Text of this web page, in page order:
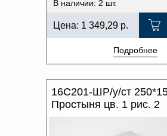
В наличии: 2 шт.
Цена: 1 349,29 р.
Подробнее
16С201-ШР/у/ст
Простыня цв. 1 рис. 2